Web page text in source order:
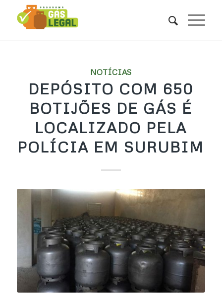
NOTÍCIAS
DEPÓSITO COM 650
BOTIJÕES DE GÁS É
LOCALIZADO PELA
POLÍCIA EM SURUBIM